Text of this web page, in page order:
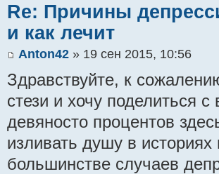
Re: Причины
и как лечит
Anton42 » 19 сен 2015, 10:56
Здравствуйте, к
стези и хочу поделиться
девяносто процентов
изливать душу в
большинстве случаев